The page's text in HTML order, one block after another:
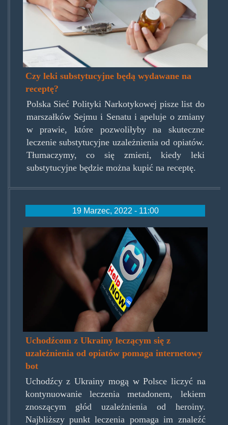
Czy leki substytucyjne będą wydawane na
receptę?
Polska Sieć Polityki Narkotykowej pisze list do
marszałków Sejmu i Senatu i apeluje o zmiany
w prawie, które pozwoliłyby na skuteczne
leczenie substytucyjne uzależnienia od opiatów.
Tłumaczymy, co się zmieni, kiedy leki
substytucyjne będzie można kupić na receptę.
19 Marzec, 2022 - 11:00
metadon-
aplikacja.jpg
Uchodźcom z Ukrainy leczącym się z
uzależnienia od opiatów pomaga internetowy
bot
Uchodźcy z Ukrainy mogą w Polsce liczyć na
kontynuowanie leczenia metadonem, lekiem
znoszącym głód uzależnienia od heroiny.
Najbliższy punkt leczenia pomaga im znaleźć